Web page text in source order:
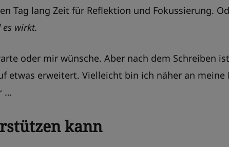
Tag lang Zeit für Reflektion und Fokussierung.
es wirkt.
oder mir wünsche. Aber nach dem Schreiben
etwas erweitert. Vielleicht bin ich näher an
…
kann